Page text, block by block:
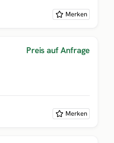
Merken
Preis auf Anfrage
Merken